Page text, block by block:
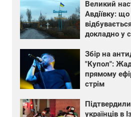
Великий
Авдіївку: що
докладно у
Збір на
"Купол":
прямому
стрім
українців в